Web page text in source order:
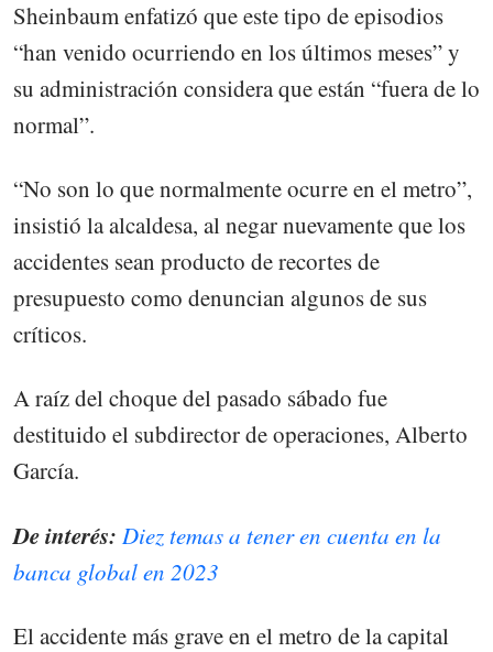
Sheinbaum enfatizó que este tipo de episodios
“han venido ocurriendo en los últimos meses” y
su administración considera que están “fuera de lo
normal”.
“No son lo que normalmente ocurre en el metro”,
insistió la alcaldesa, al negar nuevamente que los
accidentes sean producto de recortes de
presupuesto como denuncian algunos de sus
críticos.
A raíz del choque del pasado sábado fue
destituido el subdirector de operaciones, Alberto
García.
De interés: Diez temas a tener en cuenta en la
banca global en 2023
El accidente más grave en el metro de la capital